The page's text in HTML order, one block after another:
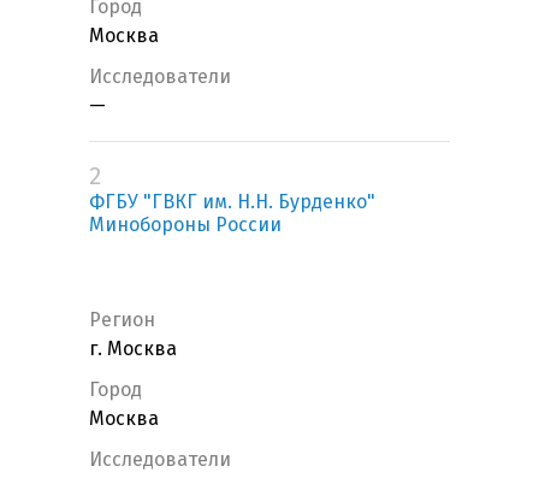
Город
Москва
Исследователи
—
2
ФГБУ "ГВКГ им. Н.Н. Бурденко"
Минобороны России
Регион
г. Москва
Город
Москва
Исследователи